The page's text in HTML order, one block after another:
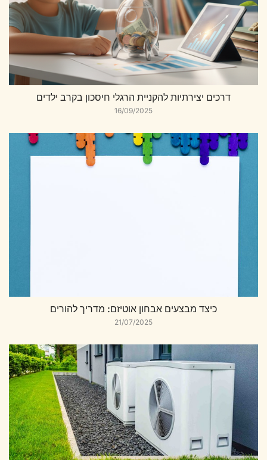
דרכים יצירתיות להקניית הרגלי חיסכון בקרב ילדים
16/09/2025
כיצד מבצעים אבחון אוטיזם: מדריך להורים
21/07/2025